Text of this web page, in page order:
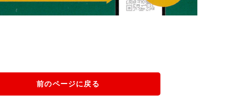
前のページに戻る